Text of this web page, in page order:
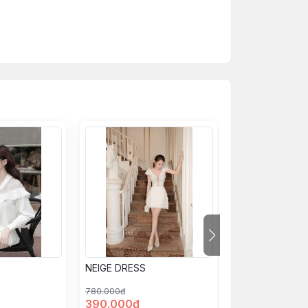
tế để chọn size phù hợp
NEIGE DRESS
780.000đ
390.000đ